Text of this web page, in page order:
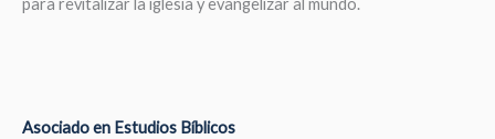
para revitalizar la iglesia y evangelizar al mundo.
Asociado en Estudios Bíblicos